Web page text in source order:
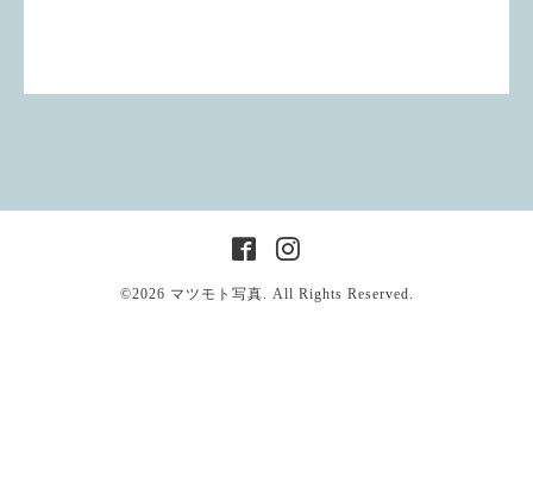
©2026 マツモト写真. All Rights Reserved.